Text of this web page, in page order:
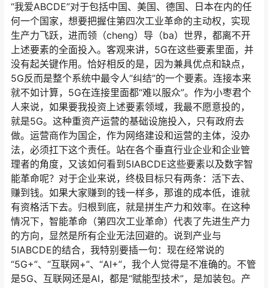
“我爱ABCDE”对于包括中国、美国、德国、日本在内的任
何一个国家，想要把握住第四次工业革命的主动权，实现
生产力飞跃，进而领（cheng）导（ba）世界，都离不开
上述要素的全面投入。客观来讲，5G在这些要素里面，并
没有起关键作用。恰好相反的是，因为兼具优点和缺点，
5G反而是整个系统中最令人“纠结”的一个要素。连接本来
就不如计算，5G在连接里面都“难以服众”。作为小枣君个
人来说，如果要我投资上述要素领域，我最不愿意投的，
就是5G。这种重资产运营的基础设施投入，只有政府去
做。运营商作为国企，作为网络建设和运营的主体，没办
法，必须扛下这个责任。站在各个垂直行业企业和企业管
理者的角度，又该如何看到5IABCDE这些要素以及数字智
能革命呢？对于企业来说，终极目标只有两条：活下去、
赚到钱。如果大家赚到的钱一样多，那谁的成本低，谁就
有资格活下去。归根到底，就是拼生产力和效率。在这种
情况下，智能革命（第四次工业革命）代表了先进生产力
的方向，显然是所有企业无法回避的。说到产业与
5IABCDE的结合，我特别要插一句：现在经常说的
“5G+”、“互联网+”、“AI+”，我个人觉得是不准确的。不管
是5G、互联网还是AI，都是“赋能型技术”，是加装包。产